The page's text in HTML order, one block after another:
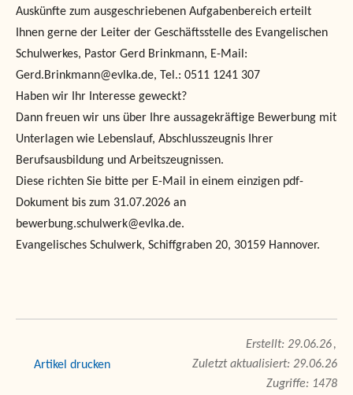
Auskünfte zum ausgeschriebenen Aufgabenbereich erteilt
Ihnen gerne der Leiter der Geschäftsstelle des Evangelischen
Schulwerkes, Pastor Gerd Brinkmann, E-Mail:
Gerd.Brinkmann@evlka.de, Tel.: 0511 1241 307
Haben wir Ihr Interesse geweckt?
Dann freuen wir uns über Ihre aussagekräftige Bewerbung mit
Unterlagen wie Lebenslauf, Abschlusszeugnis Ihrer
Berufsausbildung und Arbeitszeugnissen.
Diese richten Sie bitte per E-Mail in einem einzigen pdf-
Dokument bis zum 31.07.2026 an
bewerbung.schulwerk@evlka.de.
Evangelisches Schulwerk, Schiffgraben 20, 30159 Hannover.
drucken
29.06.26
Zuletzt aktualisiert: 29.06.26
Zugriffe: 1478